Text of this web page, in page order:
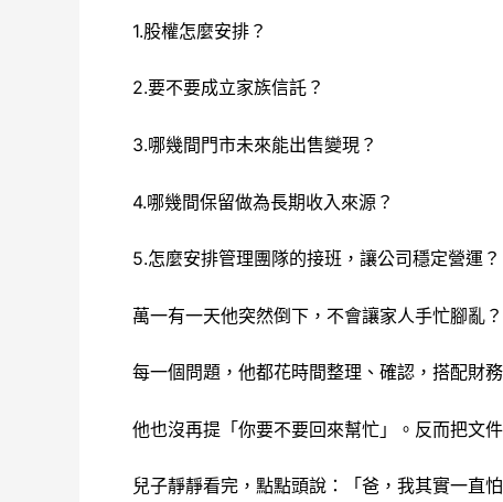
1.股權怎麼安排？
2.要不要成立家族信託？
3.哪幾間門市未來能出售變現？
4.哪幾間保留做為長期收入來源？
5.怎麼安排管理團隊的接班，讓公司穩定營運？
萬一有一天他突然倒下，不會讓家人手忙腳亂？
每一個問題，他都花時間整理、確認，搭配財
他也沒再提「你要不要回來幫忙」。反而把文
兒子靜靜看完，點點頭說：「爸，我其實一直